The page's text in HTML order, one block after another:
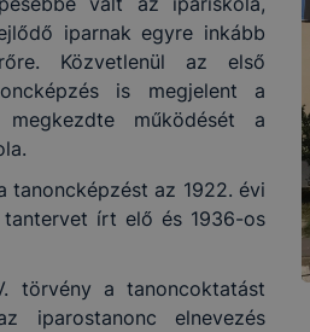
iparnak egyre inkább
Közvetlenül az első
is megjelent a
megkezdte működését a
az 1922. évi
írt elő és 1936-os
törvény a tanoncoktatást
iparostanonc elnevezés